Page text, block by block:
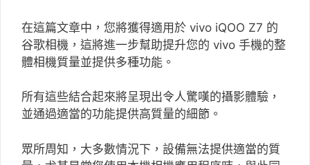
在這篇文章中，您將獲得適用於 vivo iQOO Z7 的
谷歌相機，這將進一步幫助提升您的 vivo 手機的整
體相機質量並提供多種功能。
所有這些結合起來將呈現出令人驚嘆的攝影體驗，
並通過適當的功能提供高質量的細節。
眾所周知，大多數情況下，設備無法提供適當的質